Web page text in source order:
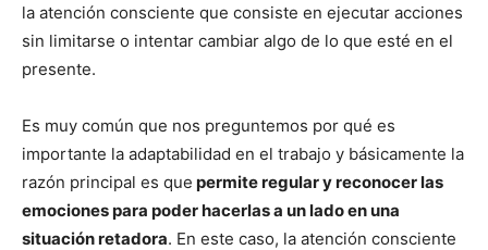
la atención consciente que consiste en ejecutar acciones
sin limitarse o intentar cambiar algo de lo que esté en el
presente.
Es muy común que nos preguntemos por qué es
importante la adaptabilidad en el trabajo y básicamente la
razón principal es que permite regular y reconocer las
emociones para poder hacerlas a un lado en una
situación retadora. En este caso, la atención consciente